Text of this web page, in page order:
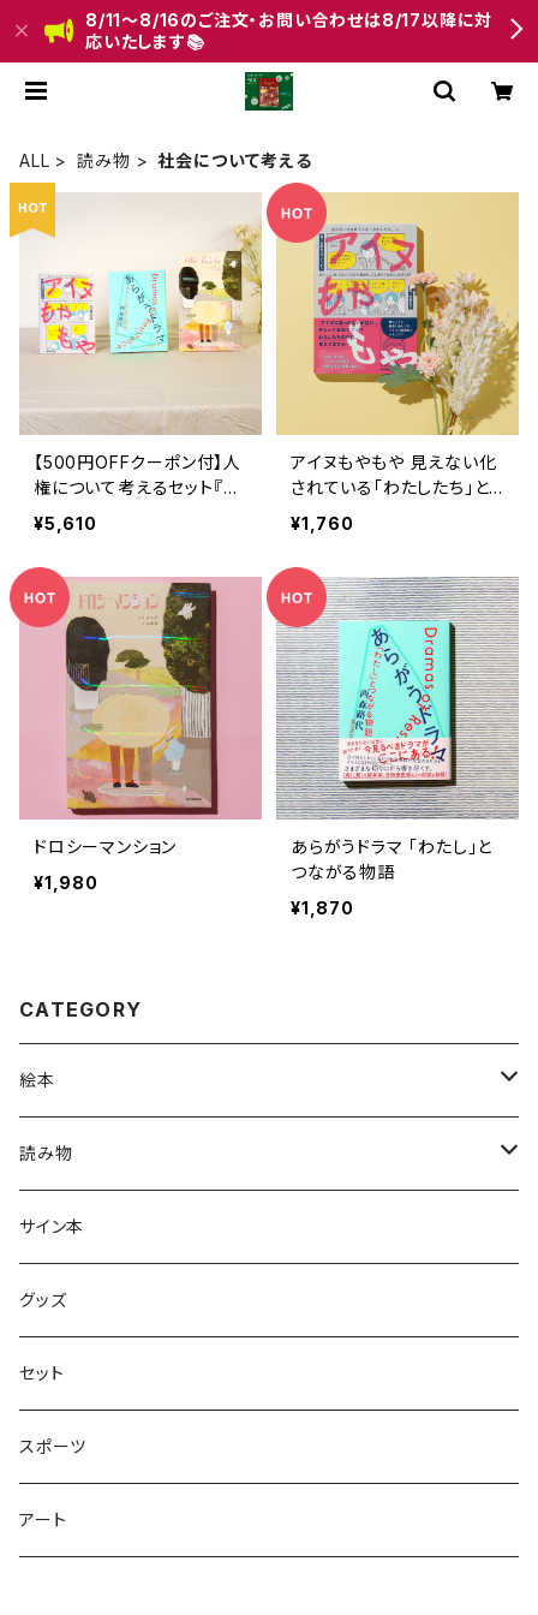
8/11〜8/16のご注文・お問い合わせは8/17以降に対
応いたします📚
ALL 読み物 社会について考える
【500円OFFクーポン付】人
権について考えるセット『あ
らがうドラマ 「わたし」とつ
ながる物語』 『アイヌもやも
や』 『ドロシーマンション』
¥5,610
アイヌもやもや 見えない化
されている「わたしたち」と、
そこにふれてはいけない気
がしてしまう「わたしたち」
の。
¥1,760
ドロシーマンション
¥1,980
あらがうドラマ 「わたし」と
つながる物語
¥1,870
CATEGORY
絵本
グラニフのえほん
大人の絵本
学びの絵本
読み物
ホントのコイズミさん
昭和偏愛シリーズ
熊川哲也アートノベル
社会について考える
サイン本
グッズ
セット
スポーツ
アート